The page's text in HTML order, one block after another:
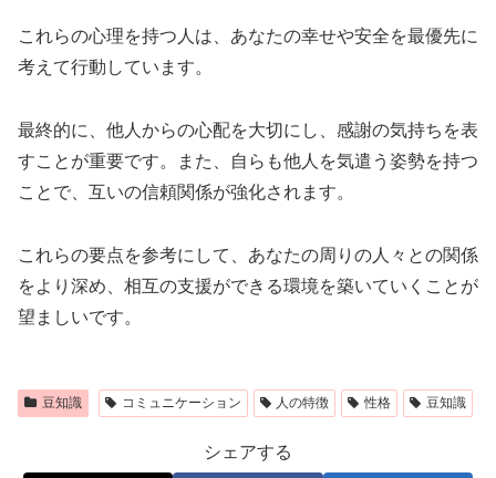
これらの心理を持つ人は、あなたの幸せや安全を最優先に
考えて行動しています。
最終的に、他人からの心配を大切にし、感謝の気持ちを表
すことが重要です。また、自らも他人を気遣う姿勢を持つ
ことで、互いの信頼関係が強化されます。
これらの要点を参考にして、あなたの周りの人々との関係
をより深め、相互の支援ができる環境を築いていくことが
望ましいです。
豆知識 コミュニケーション 人の特徴 性格 豆知識
シェアする